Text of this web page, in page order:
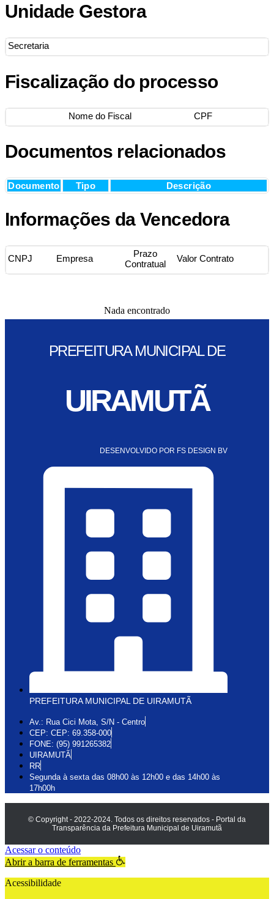
Unidade Gestora
Secretaria
Fiscalização do processo
Nome do Fiscal CPF
Documentos relacionados
Documento Tipo Descrição
Informações da Vencedora
CNPJ Empresa
Prazo
Contratual
Valor Contrato
Nada encontrado
PREFEITURA MUNICIPAL DE
UIRAMUTÃ
DESENVOLVIDO POR FS DESIGN BV
PREFEITURA MUNICIPAL DE UIRAMUTÃ
Av.: Rua Cici Mota, S/N - Centro
CEP: CEP: 69.358-000
FONE: (95) 991265382
UIRAMUTÃ
RR
Segunda à sexta das 08h00 às 12h00 e das 14h00 às
17h00h
© Copyright - 2022-2024. Todos os direitos reservados - Portal da
Transparência da Prefeitura Municipal de Uiramutã
Acessar o conteúdo
Abrir a barra de ferramentas
Acessibilidade